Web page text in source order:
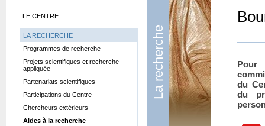
La recherche
Pour
du
du
LE CENTRE
LA RECHERCHE
Programmes de recherche
Projets scientifiques et recherche
appliquée
Partenariats scientifiques
Participations du Centre
Chercheurs extérieurs
Aides à la recherche